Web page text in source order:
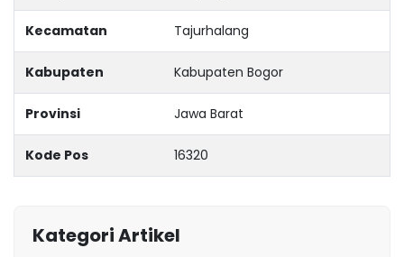
Kecamatan Tajurhalang
Kabupaten Kabupaten Bogor
Provinsi Jawa Barat
Kode Pos 16320
Kategori Artikel